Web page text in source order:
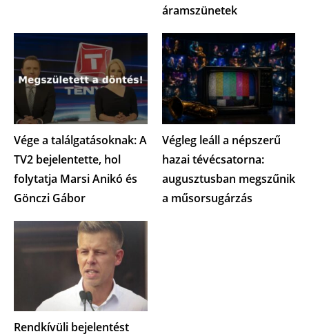
áramszünetek
Vége a találgatásoknak: A
TV2 bejelentette, hol
folytatja Marsi Anikó és
Gönczi Gábor
Végleg leáll a népszerű
hazai tévécsatorna:
augusztusban megszűnik
a műsorsugárzás
Rendkívüli bejelentést